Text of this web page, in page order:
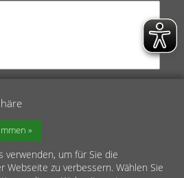
verwenden, um für Sie die
Webseite zu verbessern. Wählen Sie
die Datenschutzerklärung
zu haben.